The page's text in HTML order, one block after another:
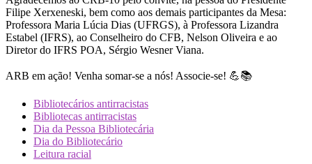
Filipe Xerxeneski, bem como aos demais participantes da Mesa:
Professora Maria Lúcia Dias (UFRGS), à Professora Lizandra
Estabel (IFRS), ao Conselheiro do CFB, Nelson Oliveira e ao
Diretor do IFRS POA, Sérgio Wesner Viana.
ARB em ação! Venha somar-se a nós! Associe-se! 💪📚
Bibliotecários antirracistas
Bibliotecas antirracistas
Dia da Pessoa Bibliotecária
Dia do Bibliotecário
Leitura racial